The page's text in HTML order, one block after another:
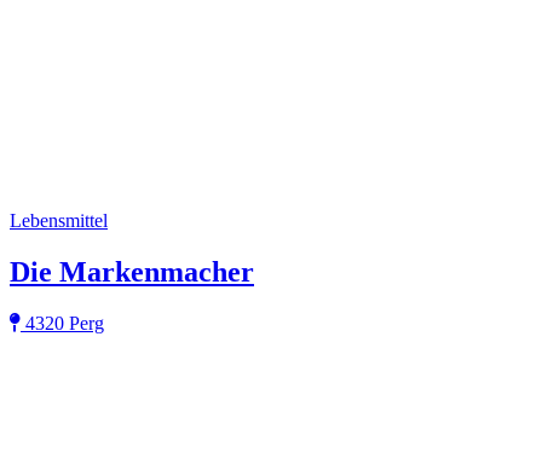
Lebensmittel
Die Markenmacher
4320 Perg